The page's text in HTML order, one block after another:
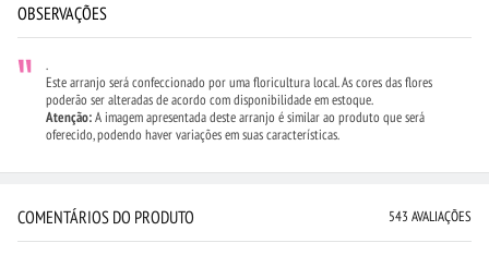
OBSERVAÇÕES
.
Este arranjo será confeccionado por uma floricultura local. As cores das flores
poderão ser alteradas de acordo com disponibilidade em estoque.
Atenção:A imagem apresentada deste arranjo é similar ao produto que será
oferecido, podendo haver variações em suas características.
COMENTÁRIOS DO PRODUTO 543 AVALIAÇÕES